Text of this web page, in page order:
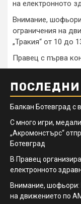
на електронното
Внимание,
ограничения на
„Тракия“ от 10 до
Правец с първа
ПОСЛЕДНИ
Балкан Ботевград с
С много игри,
„Акромонстърс“
Ботевград
В Правец
електронното
Внимание, шофьори:
на движението по